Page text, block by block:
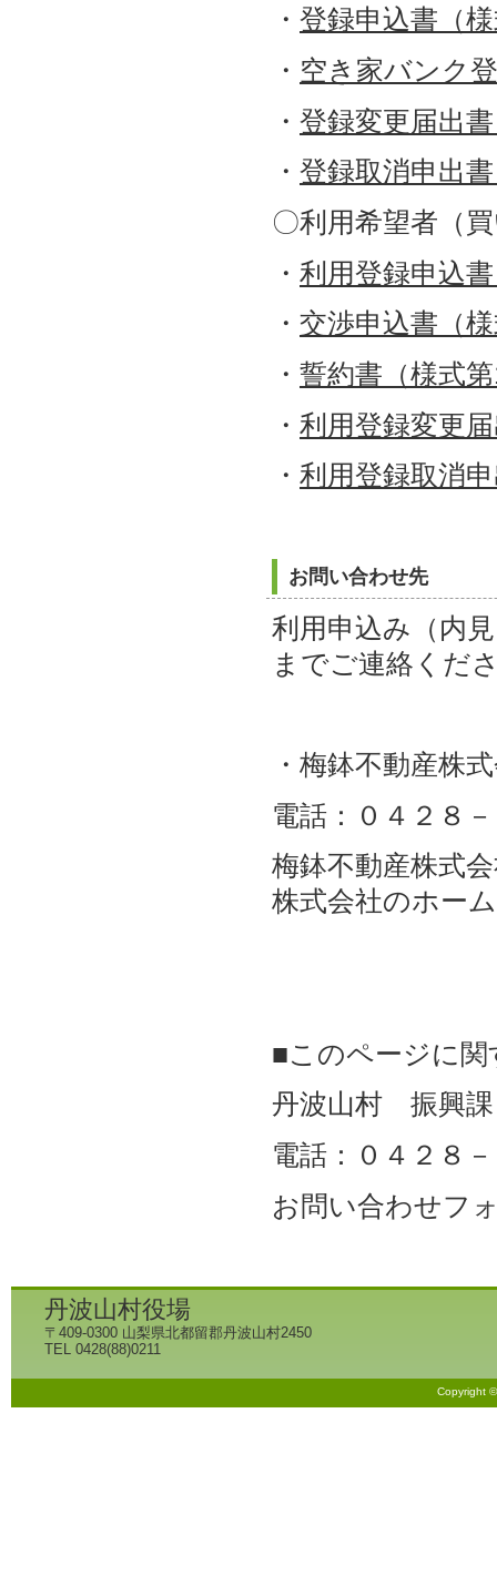
・ 登録申込書（
・ 空き家バンク
・ 登録変更届出
・ 登録取消申出
〇利用希望者（
・ 利用登録申込
・ 交渉申込書（
・ 誓約書（様式
・ 利用登録変更
・ 利用登録取消
お問い合わせ先
利用申込み（内
までご連絡くだ
・梅鉢不動産株
電話：０４２８
梅鉢不動産株式
株式会社のホー
■このページに
丹波山村 振興課
電話：０４２８
お問い合わせフ
丹波山村役場
〒409-0300 山梨県北都留郡丹波山村2450
TEL 0428(88)0211
Copyright